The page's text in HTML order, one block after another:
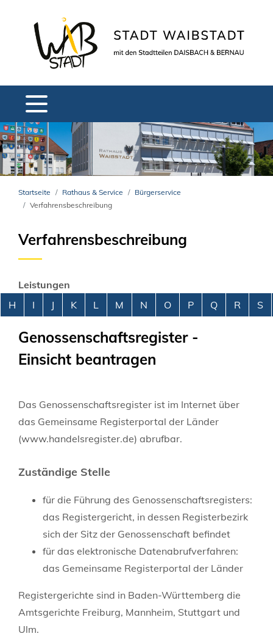
Startseite Rathaus & Service
Bürgerservice
Verfahrensbeschreibung
Verfahrensbeschreibung
Leistungen
Alphabetisches Register überspringen
H I J K L M N O P Q R S
Genossenschaftsregister -
Einsicht beantragen
Das Genossenschaftsregister ist im Internet über
das Gemeinsame Registerportal der Länder
(www.handelsregister.de) abrufbar.
Zuständige Stelle
für die Führung des Genossenschaftsregisters:
das Registergericht, in dessen Registerbezirk
sich der Sitz der Genossenschaft befindet
für das elektronische Datenabrufverfahren:
das Gemeinsame Registerportal der Länder
Registergerichte sind in Baden-Württemberg die
Amtsgerichte Freiburg, Mannheim, Stuttgart und
Ulm.